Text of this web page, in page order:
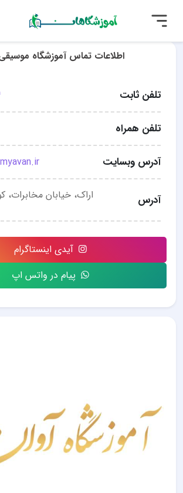
اطلاعات تماس آموزشگاه
تلفن ثابت
تلفن همراه
آدرس وبسایت
آدرس اراک، خیابان مخابرات،
آیدی اینستاگرام
پیام در واتس اپ